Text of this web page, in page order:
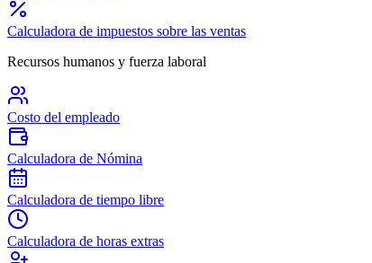
Calculadora de impuestos sobre las ventas
Recursos humanos y fuerza laboral
Costo del empleado
Calculadora de Nómina
Calculadora de tiempo libre
Calculadora de horas extras